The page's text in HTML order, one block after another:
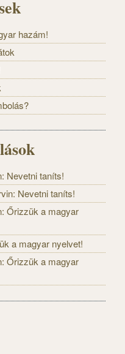
hazám!
Nevetni taníts!
Nevetni taníts!
Őrizzük a magyar
a magyar nyelvet!
Őrizzük a magyar